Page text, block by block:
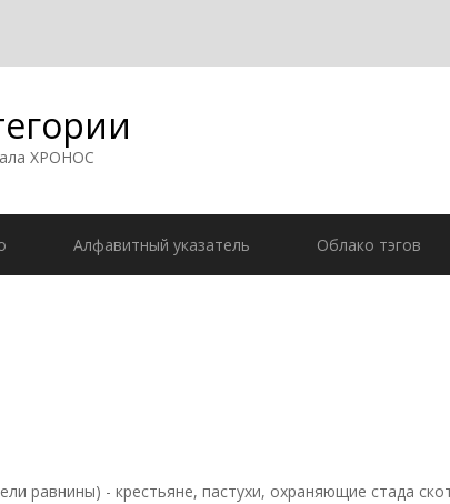
ХРОНОС
Алфавитный указатель Облако тэгов
равнины) - крестьяне, пастухи, охраняющие стада